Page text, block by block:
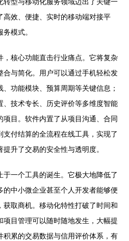
高效、便捷、实时的移动端对接平
模式。
，核心功能直击行业痛点。它将复杂
合与简化。用户可以通过手机轻松发
功能模块、预算周期等关键信息；
、技术专长、历史评价等多维度智能
项目。软件内置了从项目沟通、合同
付结算的全流程在线工具，实现了
升了交易的安全性与透明度。
于一个工具的诞生。它极大地降低了
中小微企业甚至个人开发者能够便
取商机。移动化特性打破了时间和
项目管理可以随时随地发生，大幅提
积累的交易数据与信用评价体系，有